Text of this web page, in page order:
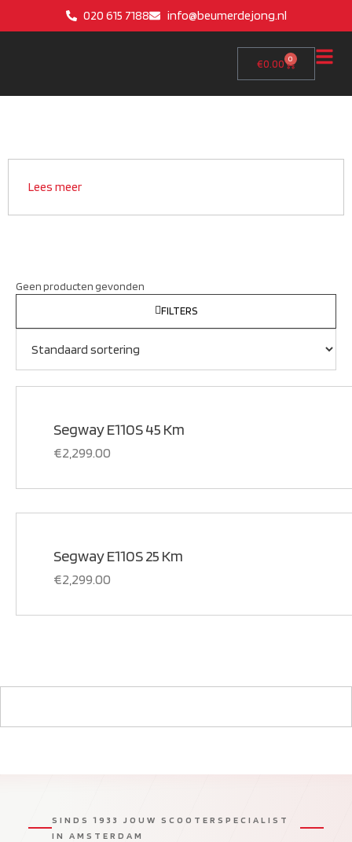
020 615 7188 info@beumerdejong.nl
€0.00 0
Lees meer
Geen producten gevonden
FILTERS
Segway E110S 45 Km
€2,299.00
Segway E110S 25 Km
€2,299.00
SINDS 1933 JOUW SCOOTERSPECIALIST
IN AMSTERDAM